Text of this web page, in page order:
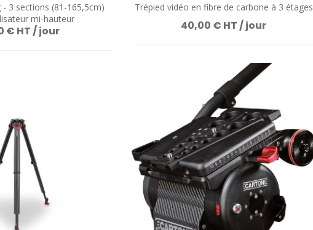
3 sections (81-165,5cm)
mi-hauteur
€ HT / jour
Trépied vidéo en fibre de carbone à 3 étages
40,00 € HT / jour
LE PRODUIT VOIR LE PRODUIT